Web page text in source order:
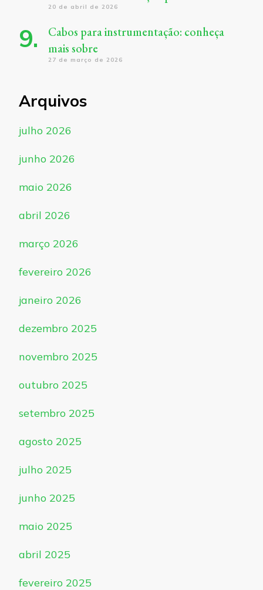
20 de abril de 2026
Cabos para instrumentação: conheça
mais sobre
27 de março de 2026
Arquivos
julho 2026
junho 2026
maio 2026
abril 2026
março 2026
fevereiro 2026
janeiro 2026
dezembro 2025
novembro 2025
outubro 2025
setembro 2025
agosto 2025
julho 2025
junho 2025
maio 2025
abril 2025
fevereiro 2025